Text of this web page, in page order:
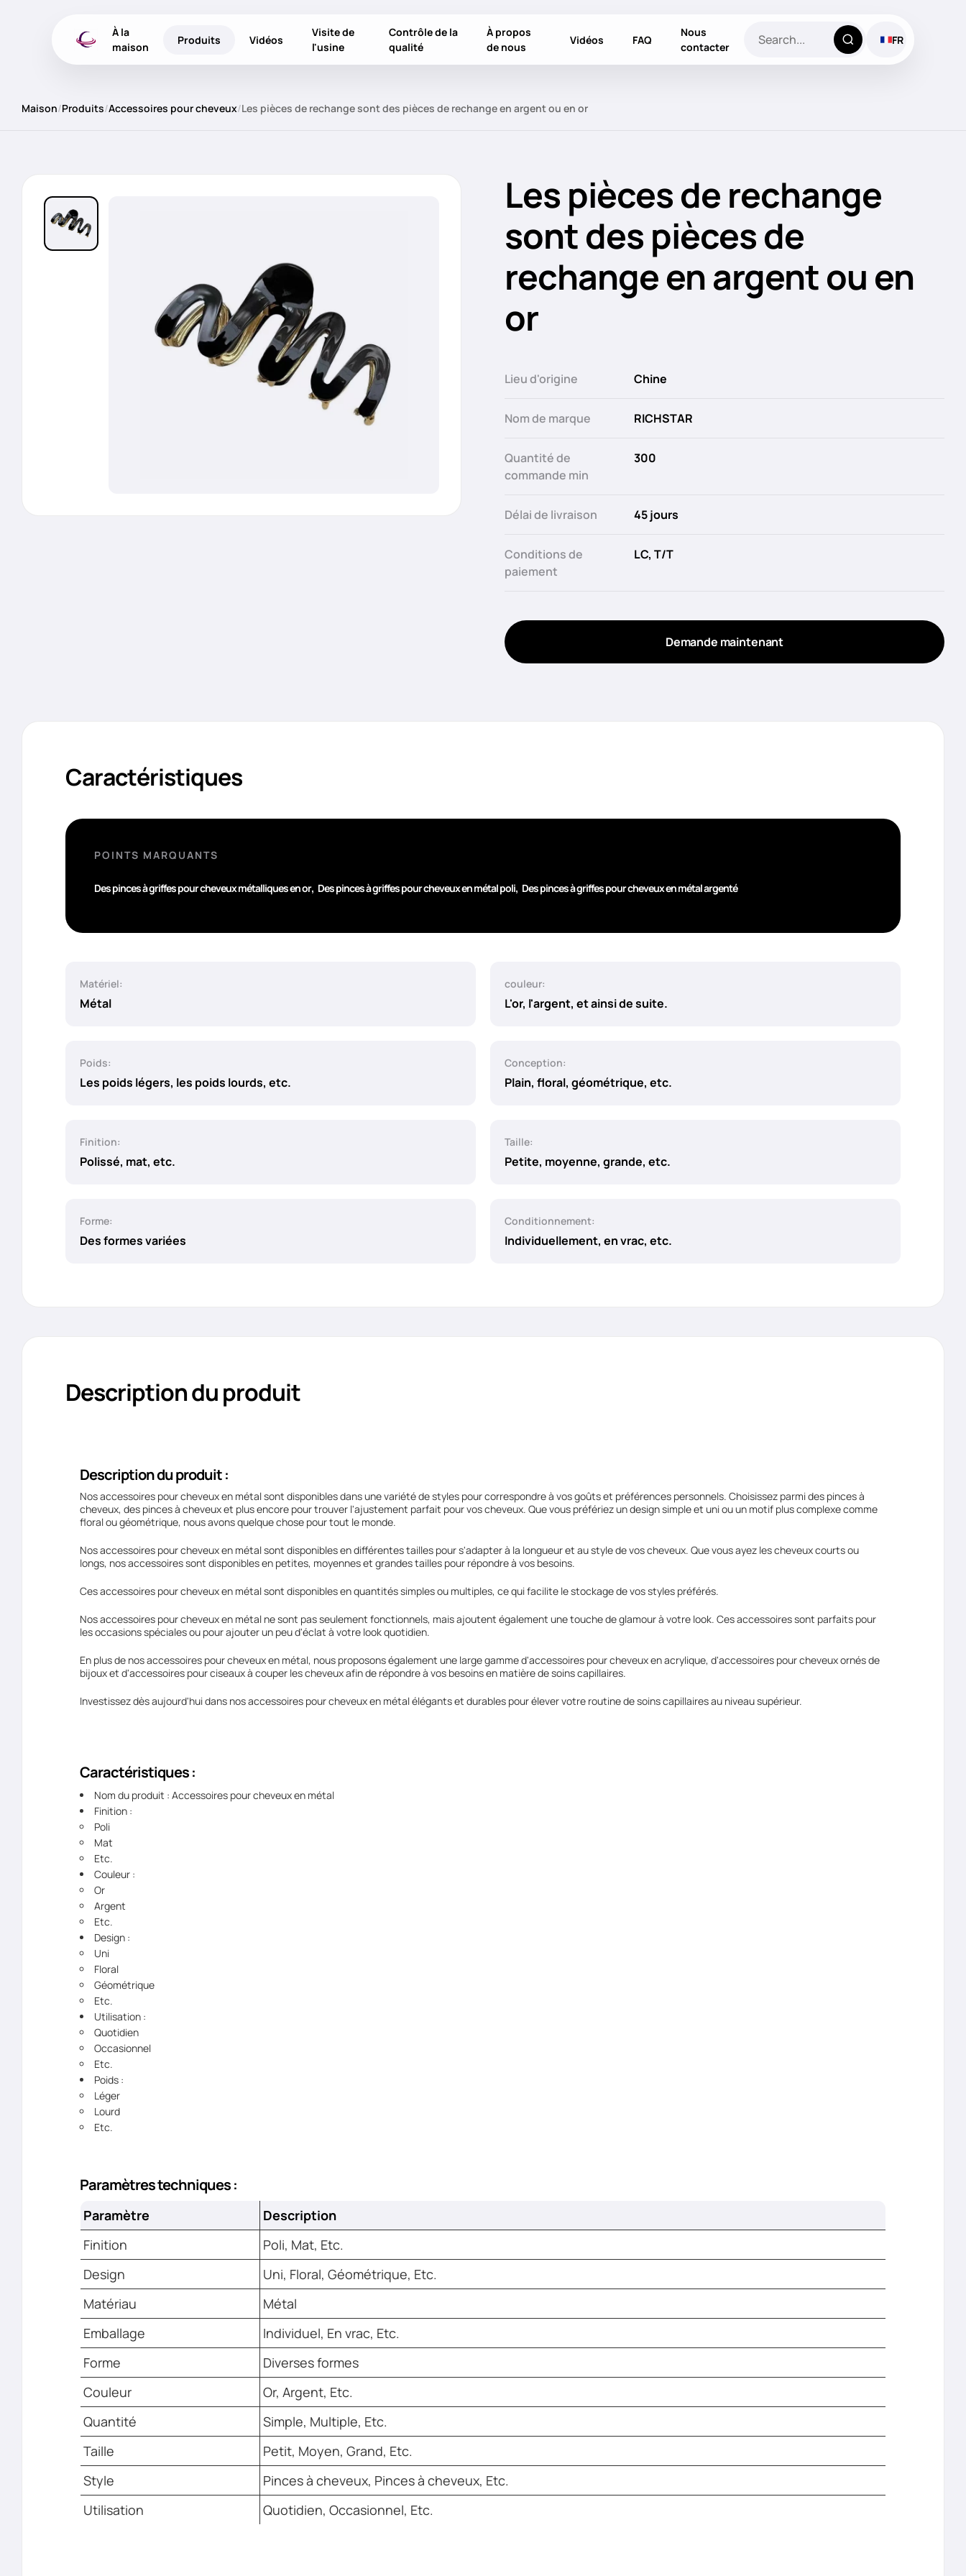
À la
maison
Produits Vidéos
Visite de
l'usine
Contrôle de la
qualité
À propos
de nous
Vidéos FAQ
Nous
contacter
FR
Maison/Produits/Accessoires pour cheveux/Les pièces de rechange sont des pièces de rechange en argent ou en or
Les pièces de rechange
sont des pièces de
rechange en argent ou en
or
Lieu d'origine Chine
Nom de marque RICHSTAR
Quantité de
commande min
300
Délai de livraison 45 jours
Conditions de
paiement
LC, T/T
Demande maintenant
Caractéristiques
POINTS MARQUANTS
Des pinces à griffes pour cheveux métalliques en or, Des pinces à griffes pour cheveux en métal poli, Des pinces à griffes pour cheveux en métal argenté
Matériel:
Métal
couleur:
L'or, l'argent, et ainsi de suite.
Poids:
Les poids légers, les poids lourds, etc.
Conception:
Plain, floral, géométrique, etc.
Finition:
Polissé, mat, etc.
Taille:
Petite, moyenne, grande, etc.
Forme:
Des formes variées
Conditionnement:
Individuellement, en vrac, etc.
Description du produit
Description du produit :
Nos accessoires pour cheveux en métal sont disponibles dans une variété de styles pour correspondre à vos goûts et préférences personnels. Choisissez parmi des pinces à
cheveux, des pinces à cheveux et plus encore pour trouver l'ajustement parfait pour vos cheveux. Que vous préfériez un design simple et uni ou un motif plus complexe comme
floral ou géométrique, nous avons quelque chose pour tout le monde.
Nos accessoires pour cheveux en métal sont disponibles en différentes tailles pour s'adapter à la longueur et au style de vos cheveux. Que vous ayez les cheveux courts ou
longs, nos accessoires sont disponibles en petites, moyennes et grandes tailles pour répondre à vos besoins.
Ces accessoires pour cheveux en métal sont disponibles en quantités simples ou multiples, ce qui facilite le stockage de vos styles préférés.
Nos accessoires pour cheveux en métal ne sont pas seulement fonctionnels, mais ajoutent également une touche de glamour à votre look. Ces accessoires sont parfaits pour
les occasions spéciales ou pour ajouter un peu d'éclat à votre look quotidien.
En plus de nos accessoires pour cheveux en métal, nous proposons également une large gamme d'accessoires pour cheveux en acrylique, d'accessoires pour cheveux ornés de
bijoux et d'accessoires pour ciseaux à couper les cheveux afin de répondre à vos besoins en matière de soins capillaires.
Investissez dès aujourd'hui dans nos accessoires pour cheveux en métal élégants et durables pour élever votre routine de soins capillaires au niveau supérieur.
Caractéristiques :
Nom du produit : Accessoires pour cheveux en métal
Finition :
Poli
Mat
Etc.
Couleur :
Or
Argent
Etc.
Design :
Uni
Floral
Géométrique
Etc.
Utilisation :
Quotidien
Occasionnel
Etc.
Poids :
Léger
Lourd
Etc.
Paramètres techniques :
Paramètre
Description
Finition
Poli, Mat, Etc.
Design
Uni, Floral, Géométrique, Etc.
Matériau
Métal
Emballage
Individuel, En vrac, Etc.
Forme
Diverses formes
Couleur
Or, Argent, Etc.
Quantité
Simple, Multiple, Etc.
Taille
Petit, Moyen, Grand, Etc.
Style
Pinces à cheveux, Pinces à cheveux, Etc.
Utilisation
Quotidien, Occasionnel, Etc.